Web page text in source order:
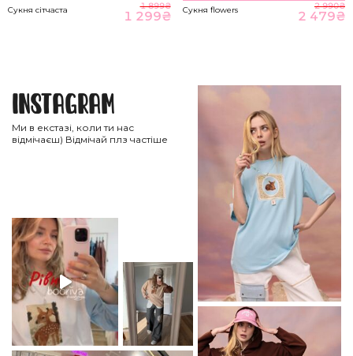
Сукня сітчаста 1 899₴
1 299₴ Сукня flowers 2 990₴
2 479₴
Instagram
Ми в екстазі, коли ти нас
відмічаєш) Відмічай плз частіше